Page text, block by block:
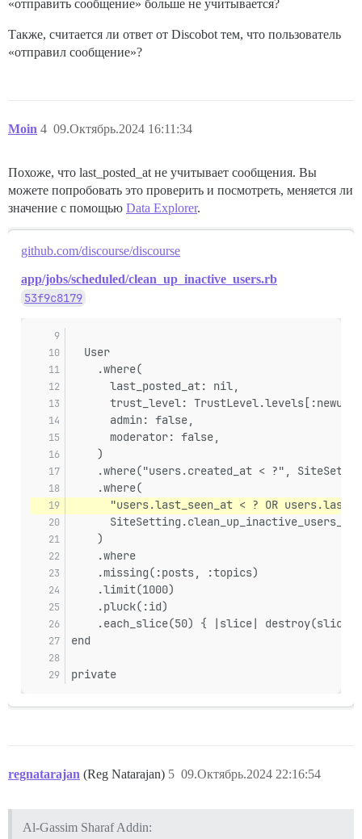
«отправить сообщение» больше не учитывается?
Также, считается ли ответ от Discobot тем, что пользователь
«отправил сообщение»?
Moin 09.Октябрь.2024 16:11:34
4
Похоже, что last_posted_at не учитывает сообщения. Вы
можете попробовать это проверить и посмотреть, меняется ли
значение с помощью Data Explorer.
github.com/discourse/discourse
app/jobs/scheduled/clean_up_inactive_users.rb
53f9c8179
  User
    .where(
      last_posted_at: nil,
trust_level:
      admin: false,
      moderator: false,
    )
.where("users.created_at < ?",
    .where(
"users.last_seen_at < ? OR
    )
    .where
    .missing(:posts, :topics)
    .limit(1000)
    .pluck(:id)
.each_slice(50) { |slice| destroy(slice)
end
private
regnatarajan (Reg Natarajan) 09.Октябрь.2024 22:16:54
5
Al-Gassim Sharaf Addin: